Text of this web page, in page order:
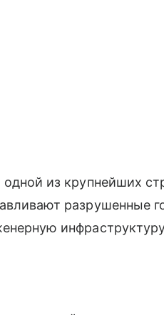
из крупнейших
разрушенные